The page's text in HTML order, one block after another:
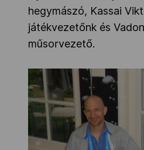
hegymászó, Kassai
játékvezetőnk és
műsorvezető.